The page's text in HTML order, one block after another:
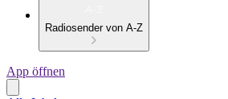
Radiosender von A-Z
App öffnen